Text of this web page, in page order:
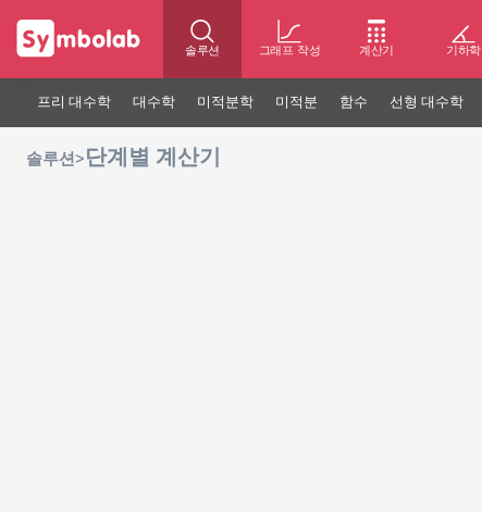
솔루션 그래프 작성 계산기 기하학
프리 대수학 대수학 미적분학 미적분 함수 선형 대수학
솔루션 >단계별 계산기